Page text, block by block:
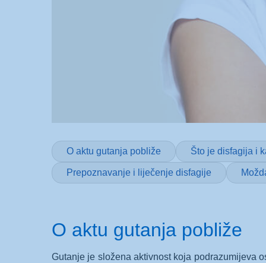
O aktu gutanja pobliže Što je disfagija i
Prepoznavanje i liječenje disfagije
O aktu gutanja pobliže
Gutanje je složena aktivnost koja podrazumijeva